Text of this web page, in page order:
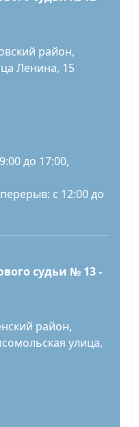
район,
Ленина, 15
до 17:00,
с 12:00 до
судьи № 13 -
район,
улица,